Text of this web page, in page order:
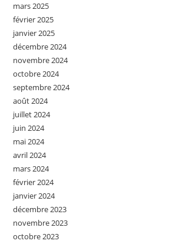
mars 2025
février 2025
janvier 2025
décembre 2024
novembre 2024
octobre 2024
septembre 2024
août 2024
juillet 2024
juin 2024
mai 2024
avril 2024
mars 2024
février 2024
janvier 2024
décembre 2023
novembre 2023
octobre 2023